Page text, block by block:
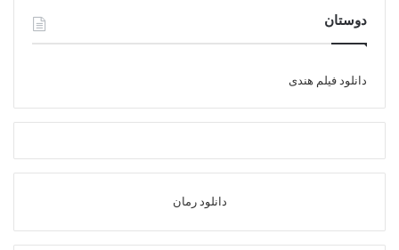
دوستان
دانلود فیلم هندی
دانلود رمان